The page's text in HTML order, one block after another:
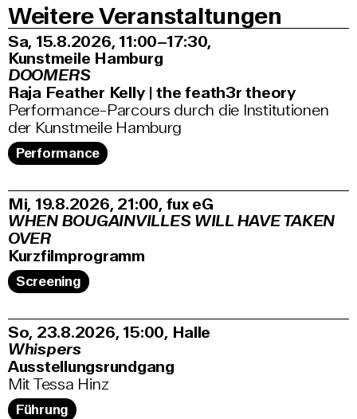
Weitere Veranstaltungen
Sa, 15.8.2026 11:00–17:30,
Kunstmeile Hamburg
DOOMERS
Raja Feather Kelly | the feath3r theory
Performance-Parcours durch die Institutionen
der Kunstmeile Hamburg
Performance
Mi, 19.8.2026 21:00, fux eG
WHEN BOUGAINVILLES WILL HAVE TAKEN
OVER
Kurzfilmprogramm
Screening
So, 23.8.2026 15:00, Halle
Whispers
Ausstellungsrundgang
Mit Tessa Hinz
Führung